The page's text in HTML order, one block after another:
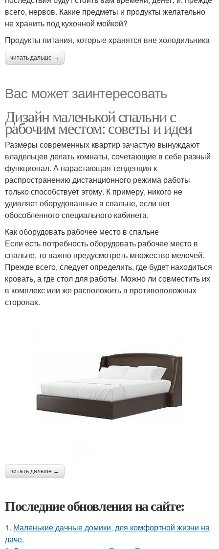
всего, нервов. Какие предметы и продукты желательно
не хранить под кухонной мойкой?
Продукты питания, которые хранятся вне холодильника
читать дальше →
Вас может заинтересовать
Дизайн маленькой спальни с
рабочим местом: советы и идеи
Размеры современных квартир зачастую вынуждают
владельцев делать комнаты, сочетающие в себе разный
функционал. А нарастающая тенденция к
распространению дистанционного режима работы
только способствует этому. К примеру, никого не
удивляет оборудованные в спальне, если нет
обособленного специального кабинета.
Как оборудовать рабочее место в спальне
Если есть потребность оборудовать рабочее место в
спальне, то важно предусмотреть множество мелочей.
Прежде всего, следует определить, где будет находиться
кровать, а где стол для работы. Можно ли совместить их
в комплекс или же расположить в противоположных
сторонах.
читать дальше →
Последние обновления на сайте:
1. Маленькие дачные домики, для комфортной жизни на
даче.